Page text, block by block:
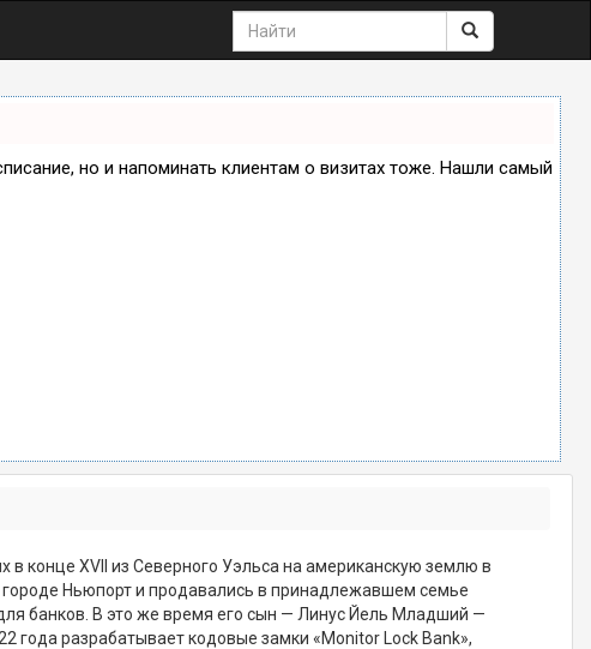
но и напоминать клиентам о визитах тоже. Нашли самый
конце XVII из Северного Уэльса на американскую землю в
городе Ньюпорт и продавались в принадлежавшем семье
банков. В это же время его сын — Линус Йель Младший —
разрабатывает кодовые замки «Monitor Lock Bank»,